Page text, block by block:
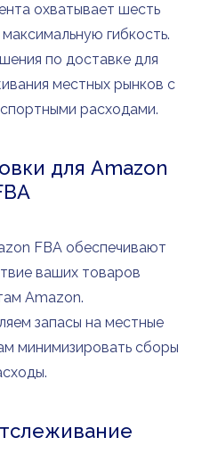
охватывает шесть
гибкость.
по доставке для
местных рынков с
расходами.
для Amazon
FBA обеспечивают
ваших товаров
Amazon.
запасы на местные
минимизировать сборы